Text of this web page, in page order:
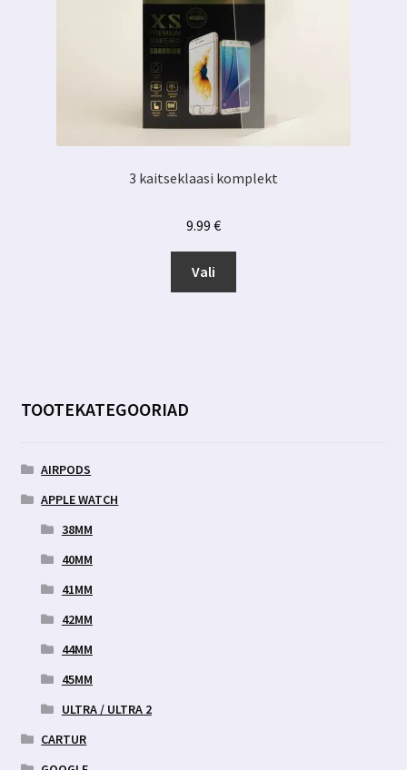
3 kaitseklaasi komplekt
9.99 €
Vali
TOOTEKATEGOORIAD
AIRPODS
APPLE WATCH
38MM
40MM
41MM
42MM
44MM
45MM
ULTRA / ULTRA 2
CARTUR